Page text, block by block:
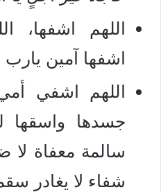
اللهم اشفها،
اشفها آمين يارب
اللهم اشفي
جسدها واسقها
سالمة معفاة لا
شفاء لا يغادر